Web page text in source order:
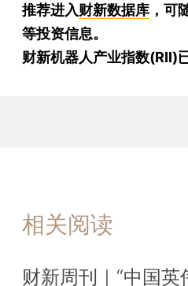
推荐进入财新数据库 ，可
等投资信息。
财新机器人产业指数(RII)
相关阅读
财新周刊｜“中国英